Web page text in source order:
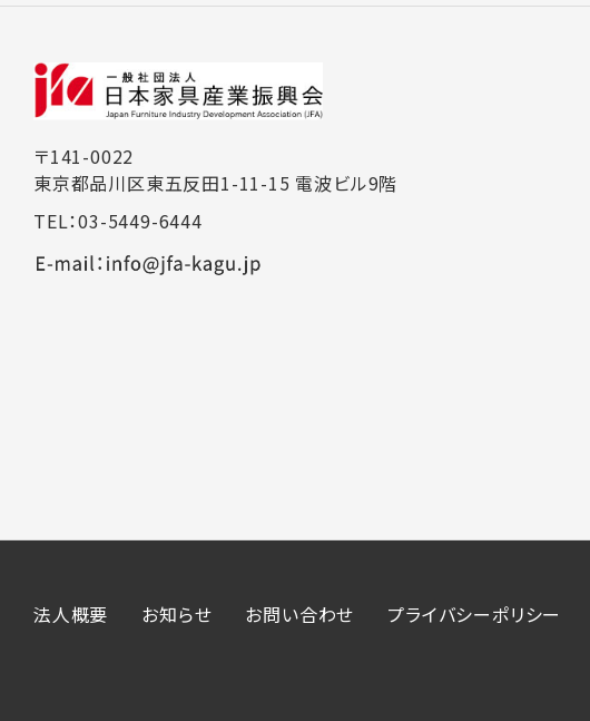
〒141-0022
東京都品川区東五反田1-11-15 電波ビル9階
TEL：03-5449-6444
法人概要 お知らせ お問い合わせ プライバシーポリシー